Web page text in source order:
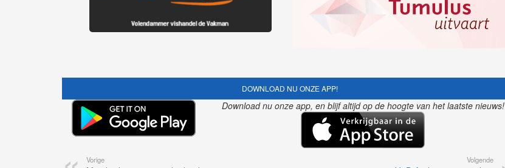
DOWNLOAD NU ONZE APP!
Download nu onze app, en blijf altijd op de hoogte van het laatste nieuws!
Vorige Volgende